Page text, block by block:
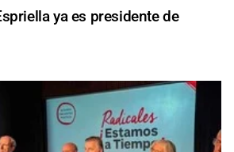
ya es presidente de